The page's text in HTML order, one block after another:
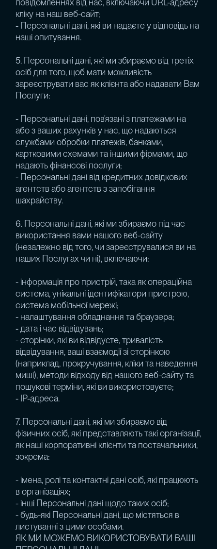
кліку на наш веб-сайт;
- Персональні дані, які ви надаєте у відповідь на
наші опитування.
5. Персональні дані, які ми збираємо від третіх
осіб для того, щоб мати можливість
зареєструвати вас як клієнта або надавати Вам
Послуги:
- Персональні дані, пов'язані з платежами на
або з ваших рахунків у нас, що надаються
службами обробки платежів, банками,
картковими схемами та іншими фірмами, що
надають фінансові послуги;
- Персональні дані від кредитних довідкових
агентств або агентств з запобігання
шахрайству.
6. Персональні дані, які ми збираємо під час
використання вами нашого веб-сайту
(незалежно від того, чи зареєструвалися ви на
наших Послугах чи ні), включаючи:
- інформація про пристрій, така як операційна
система, унікальні ідентифікатори пристрою,
система мобільної мережі;
- налаштування обладнання та браузера;
- дата і час відвідувань;
- сторінки, які ви відвідуєте, тривалість
відвідування, ваші взаємодії зі сторінкою
(наприклад, прокручування, кліки та наведення
миші), методи відходу від нашого веб-сайту та
пошукові терміни, які ви використовуєте;
- IP-адреса.
7. Персональні дані, які ми збираємо від
фізичних осіб, які представляють такі організації,
як наші корпоративні клієнти та постачальники,
зокрема:
- імена, ролі та контактні дані осіб, які працюють
в організаціях;
- інші Персональні дані щодо таких осіб;
- будь-які Персональні дані, що містяться в
листуванні з цими особами.
ЯК МИ МОЖЕМО ВИКОРИСТОВУВАТИ ВАШІ